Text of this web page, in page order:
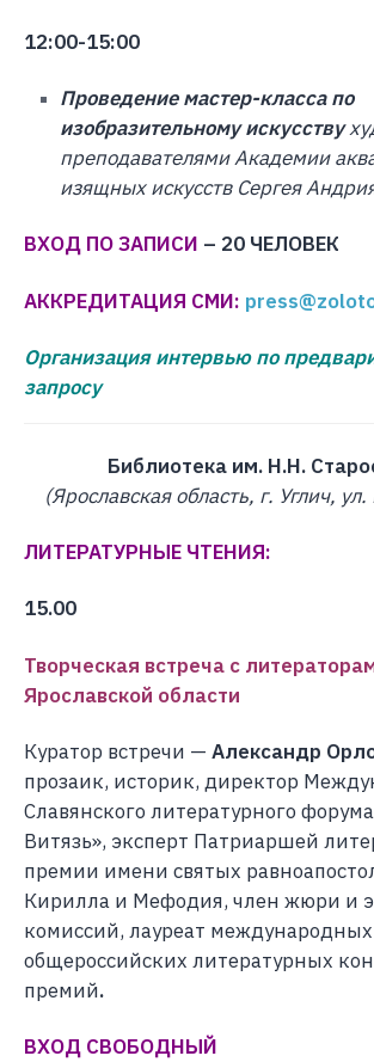
12:00-15:00
Проведение мастер-класса по
изобразительному искусству
преподавателями Академии
изящных искусств Сергея
ВХОД ПО ЗАПИСИ – 20 ЧЕЛОВЕК
АККРЕДИТАЦИЯ СМИ:
Организация интервью по
запросу
Библиотека им. Н.Н.
(Ярославская область, г. Углич,
ЛИТЕРАТУРНЫЕ ЧТЕНИЯ:
15.00
Творческая встреча с
Ярославской области
Куратор встречи — Александр
прозаик, историк, директор
Славянского литературного
Витязь», эксперт Патриаршей
премии имени святых
Кирилла и Мефодия, член жюри и
комиссий, лауреат
общероссийских литературных
премий.
ВХОД СВОБОДНЫЙ